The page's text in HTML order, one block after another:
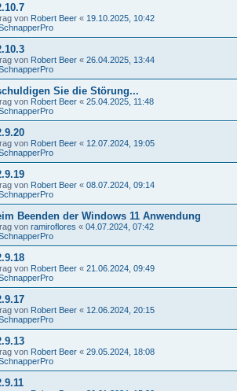
von Robert Beer « 19.10.2025, 10:42
von Robert Beer « 26.04.2025, 13:44
Sie die Störung...
von Robert Beer « 25.04.2025, 11:48
von Robert Beer « 12.07.2024, 19:05
von Robert Beer « 08.07.2024, 09:14
Beenden der Windows 11 Anwendung
von ramiroflores « 04.07.2024, 07:42
von Robert Beer « 21.06.2024, 09:49
von Robert Beer « 12.06.2024, 20:15
von Robert Beer « 29.05.2024, 18:08